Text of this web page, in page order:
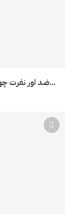
ضد اور نفرت چھوڑیں : عوام اور ملکی مفاد کے فیصلے کریں...